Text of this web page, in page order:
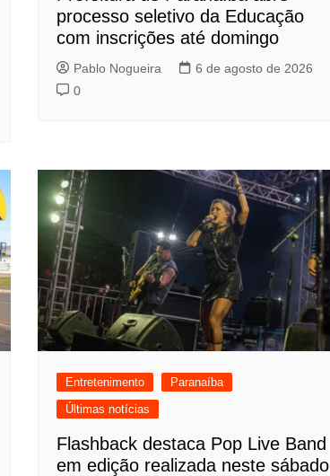
processo seletivo da Educação
com inscrições até domingo
Pablo Nogueira
6 de agosto de 2026
0
Entretenimento
Paranaíba
Últimas notícias
Flashback destaca Pop Live Band
em edição realizada neste sábado